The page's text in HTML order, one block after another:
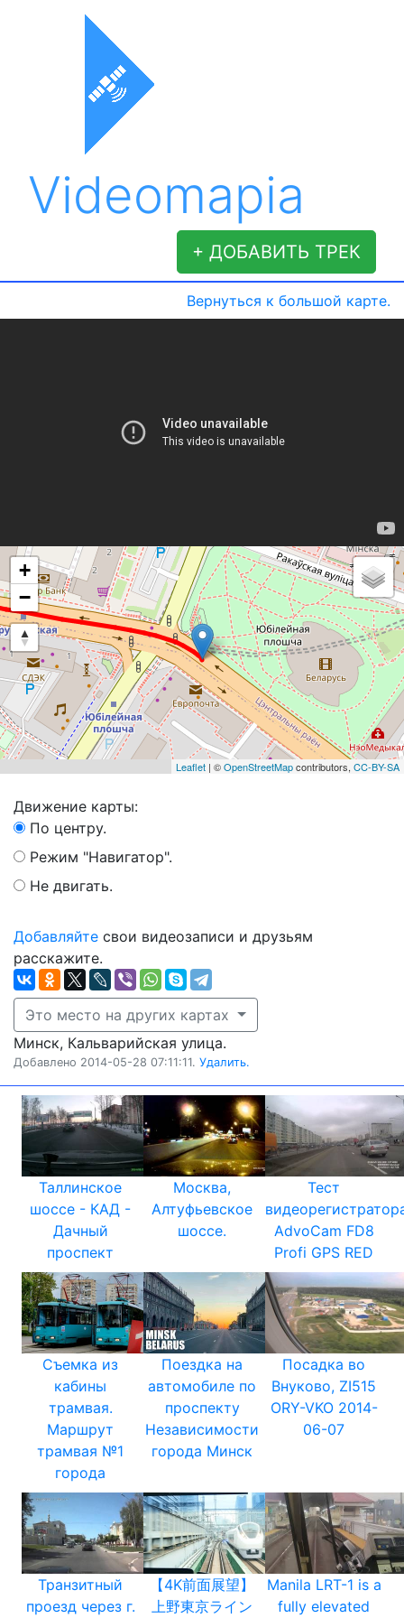
Videomapia
+ ДОБАВИТЬ ТРЕК
Вернуться к большой карте.
+
−
Leaflet | ©OpenStreetMapcontributors, CC-BY-SA
Движение карты:
По центру.
Режим "Навигатор".
Не двигать.
Добавляйте свои видеозаписи и друзьям
расскажите.
Это место на других картах
Минск, Кальварийская улица.
Добавлено 2014-05-28 07:11:11. Удалить.
Таллинское
шоссе - КАД -
Дачный
проспект
Москва,
Алтуфьевское
шоссе.
Тест
AdvoCam FD8
Profi GPS RED
Съемка из
кабины
трамвая.
Маршрут
трамвая №1
города
Поездка на
автомобиле по
проспекту
Независимости
города Минск
Посадка во
Внуково, ZI515
ORY-VKO 2014-
06-07
Транзитный
проезд через г.
【4K前面展望】
上野東京ライン
Manila LRT-1 is a
fully elevated